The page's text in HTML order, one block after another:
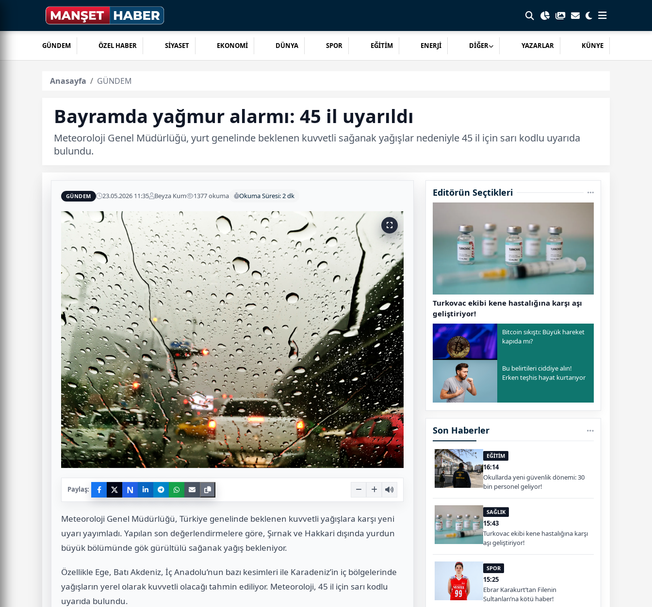
GÜNDEM ÖZEL HABER SİYASET EKONOMİ DÜNYA SPOR EĞİTİM ENERJİ DİĞER YAZARLAR KÜNYE
Anasayfa GÜNDEM
Bayramda yağmur alarmı: 45 il uyarıldı
Meteoroloji Genel Müdürlüğü, yurt genelinde beklenen kuvvetli sağanak yağışlar nedeniyle 45 il için sarı kodlu uyarıda
bulundu.
GÜNDEM 23.05.2026 11:35 Beyza Kum 1377 okuma Okuma Süresi: 2 dk
Paylaş: N
Meteoroloji Genel Müdürlüğü, Türkiye genelinde beklenen kuvvetli yağışlara karşı yeni
uyarı yayımladı. Yapılan son değerlendirmelere göre, Şırnak ve Hakkari dışında yurdun
büyük bölümünde gök gürültülü sağanak yağış bekleniyor.
Özellikle Ege, Batı Akdeniz, İç Anadolu’nun bazı kesimleri ile Karadeniz’in iç bölgelerinde
yağışların yerel olarak kuvvetli olacağı tahmin ediliyor. Meteoroloji, 45 il için sarı kodlu
uyarıda bulundu.
Editörün Seçtikleri
Turkovac ekibi kene hastalığına karşı aşı
geliştiriyor!
Bitcoin sıkıştı: Büyük hareket
kapıda mı?
Bu belirtileri ciddiye alın!
Erken teşhis hayat kurtarıyor
Son Haberler
EĞİTİM
16:14
Okullarda yeni güvenlik dönemi: 30
bin personel geliyor!
SAĞLIK
15:43
Turkovac ekibi kene hastalığına karşı
aşı geliştiriyor!
SPOR
15:25
Ebrar Karakurt’tan Filenin
Sultanları’na kötü haber!